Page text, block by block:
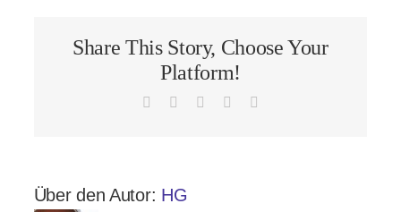
Share This Story, Choose Your
Platform!
Facebook LinkedInPinterest
Über den Autor: HG